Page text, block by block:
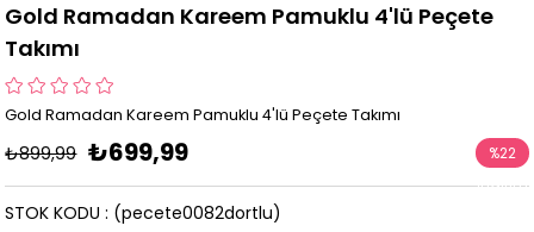
Gold Ramadan Kareem Pamuklu 4'lü Peçete
Takımı
Gold Ramadan Kareem Pamuklu 4'lü Peçete Takımı
₺899,99 ₺699,99 %22
İndirim
(pecete0082dortlu)
STOK KODU